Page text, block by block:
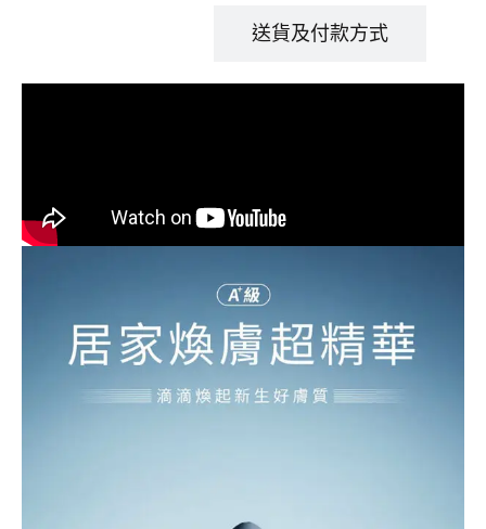
送貨及付款方式